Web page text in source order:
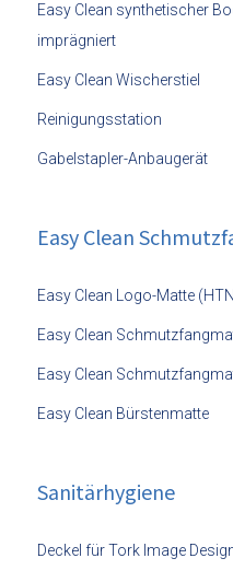
Easy Clean synthetischer
imprägniert
Easy Clean Wischerstiel
Reinigungsstation
Gabelstapler-Anbaugerät
Easy Clean
Easy Clean Logo-Matte
Easy Clean
Easy Clean
Easy Clean Bürstenmatte
Sanitärhygiene
Deckel für Tork Image